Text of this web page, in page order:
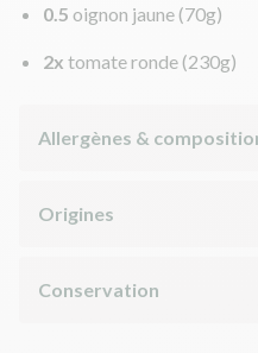
0.5 oignon jaune (70g)
2x tomate ronde (230g)
Allergènes &
Origines
Conservation